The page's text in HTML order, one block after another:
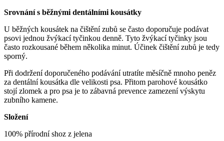
Srovnání s běžnými dentálními kousátky
U běžných kousátek na čištění zubů se často doporučuje podávat
psovi jednou žvýkací tyčinkou denně. Tyto žvýkací tyčinky jsou
často rozkousané během několika minut. Účinek čištění zubů je tedy
sporný.
Při dodržení doporučeného podávání utratíte měsíčně mnoho peněz
za dentální kousátka dle velikosti psa. Přitom parohové kousátko
stojí zlomek a pro psa je to zábavná prevence zamezení výskytu
zubního kamene.
Složení
100% přírodní shoz z jelena